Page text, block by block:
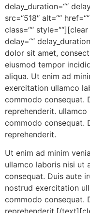
delay_duration=““
src=“518″ alt=““
class=““
delay=““
dolor sit amet,
eiusmod tempor
aliqua. Ut enim ad
exercitation ullamco
commodo consequat.
reprehenderit.
commodo consequat.
reprehenderit.
Ut enim ad minim
ullamco laboris nisi ut
consequat. Duis aute
nostrud exercitation
commodo consequat.